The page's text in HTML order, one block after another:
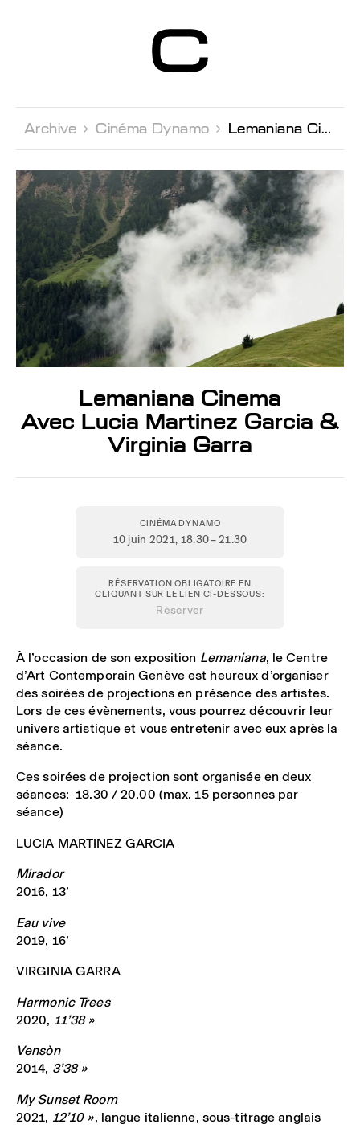
Contemporain
Genève
Archive  Cinéma Dynamo  Lemaniana Cinema Avec Lucia Martinez Garcia & Virginia Garra
Lemaniana Cinema
Avec Lucia Martinez Garcia &
Virginia Garra
CINÉMA DYNAMO
10 juin 2021, 18.30 – 21.30
RÉSERVATION OBLIGATOIRE EN
CLIQUANT SUR LE LIEN CI-DESSOUS:
Réserver
À l’occasion de son exposition Lemaniana, le Centre
d’Art Contemporain Genève est heureux d’organiser
des soirées de projections en présence des artistes.
Lors de ces évènements, vous pourrez découvrir leur
univers artistique et vous entretenir avec eux après la
séance.
Ces soirées de projection sont organisée en deux
séances: 18.30 / 20.00 (max. 15 personnes par
séance)
LUCIA MARTINEZ GARCIA
Mirador
2016, 13’
Eau vive
2019, 16’
VIRGINIA GARRA
Harmonic Trees
2020, 11’38 »
Vensòn
2014, 3’38 »
My Sunset Room
2021, 12’10 », langue italienne, sous-titrage anglais